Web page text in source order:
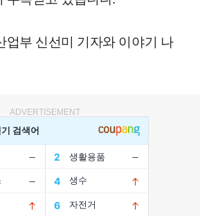
업부 신선미 기자와 이야기 나
ADVERTISEMENT